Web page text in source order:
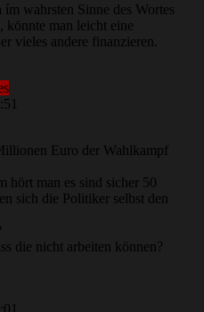
wahrsten Sinne des Wortes
könnte man leicht eine
vieles andere finanzieren.
Euro der Wahlkampf
hört man es sind sicher 50
sich die Politiker selbst den
die nicht arbeiten können?